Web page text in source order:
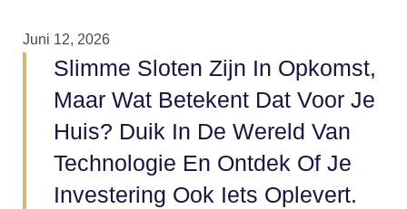
Juni 12, 2026
Slimme Sloten Zijn In Opkomst,
Maar Wat Betekent Dat Voor Je
Huis? Duik In De Wereld Van
Technologie En Ontdek Of Je
Investering Ook Iets Oplevert.